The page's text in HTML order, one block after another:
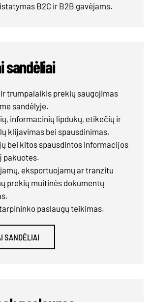
B2C ir B2B gavėjams.
sandėliai
trumpalaikis prekių saugojimas
sandėlyje.
informacinių lipdukų, etikečių ir
klijavimas bei spausdinimas,
bei kitos spausdintos informacijos
pakuotes.
eksportuojamų ar tranzitu
prekių muitinės dokumentų
paslaugų teikimas.
SANDĖLIAI